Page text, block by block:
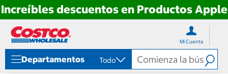
Increíbles descuentos en Productos Apple
directo
contenido
directo
menú
Mi Cuenta
Departamentos Todo